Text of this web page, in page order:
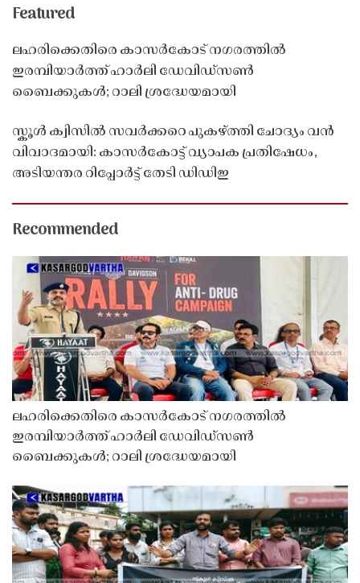
Featured
ലഹരിക്കെതിരെ കാസർകോട് നഗരത്തിൽ
ഇരമ്പിയാർത്ത് ഹാർലി ഡേവിഡ്‌സൺ
ബൈക്കുകൾ; റാലി ശ്രദ്ധേയമായി
സ്കൂൾ ക്വിസിൽ സവർക്കറെ പുകഴ്ത്തി ചോദ്യം വൻ
വിവാദമായി: കാസർകോട്ട് വ്യാപക പ്രതിഷേധം,
അടിയന്തര റിപ്പോർട്ട് തേടി ഡിഡിഇ
Recommended
ലഹരിക്കെതിരെ കാസർകോട് നഗരത്തിൽ
ഇരമ്പിയാർത്ത് ഹാർലി ഡേവിഡ്‌സൺ
ബൈക്കുകൾ; റാലി ശ്രദ്ധേയമായി